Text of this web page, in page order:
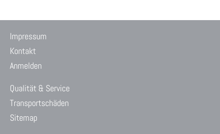
Impressum
Kontakt
Anmelden
Qualität & Service
Transportschäden
Sitemap